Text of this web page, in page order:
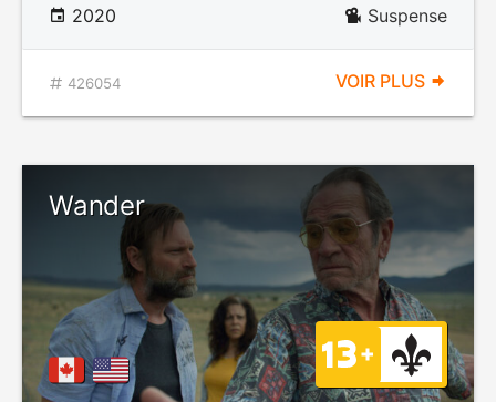
2020 Suspense
426054 VOIR PLUS
Wander